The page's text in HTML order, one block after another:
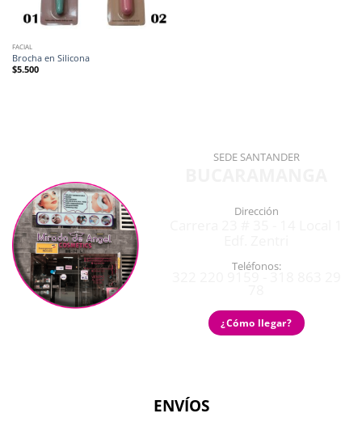
FACIAL
Brocha en Silicona
$5.500
SEDE SANTANDER
Dirección
Teléfonos:
¿Cómo llegar?
ENVÍOS